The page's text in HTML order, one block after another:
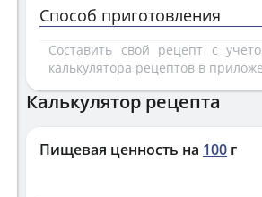
Способ приготовления
Составить свой рецепт с
калькулятора рецептов в
Калькулятор рецепта
Пищевая ценность на 100 г